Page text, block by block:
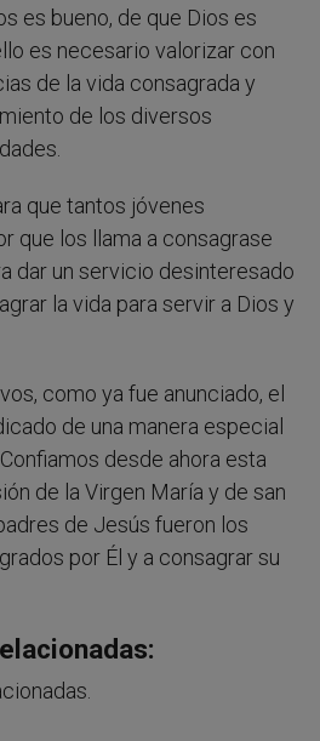
es bueno, de que Dios es
es necesario valorizar con
de la vida consagrada y
de los diversos
que tantos jóvenes
que los llama a consagrase
dar un servicio desinteresado
la vida para servir a Dios y
como ya fue anunciado, el
de una manera especial
desde ahora esta
de la Virgen María y de san
de Jesús fueron los
por Él y a consagrar su